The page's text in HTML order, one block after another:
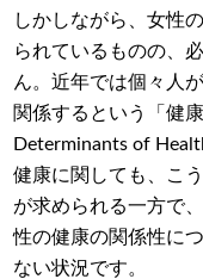
しかしながら、女性
られているものの、
ん。近年では個々人
関係するという「健
Determinants of
健康に関しても、こ
が求められる一方で
性の健康の関係性に
ない状況です。